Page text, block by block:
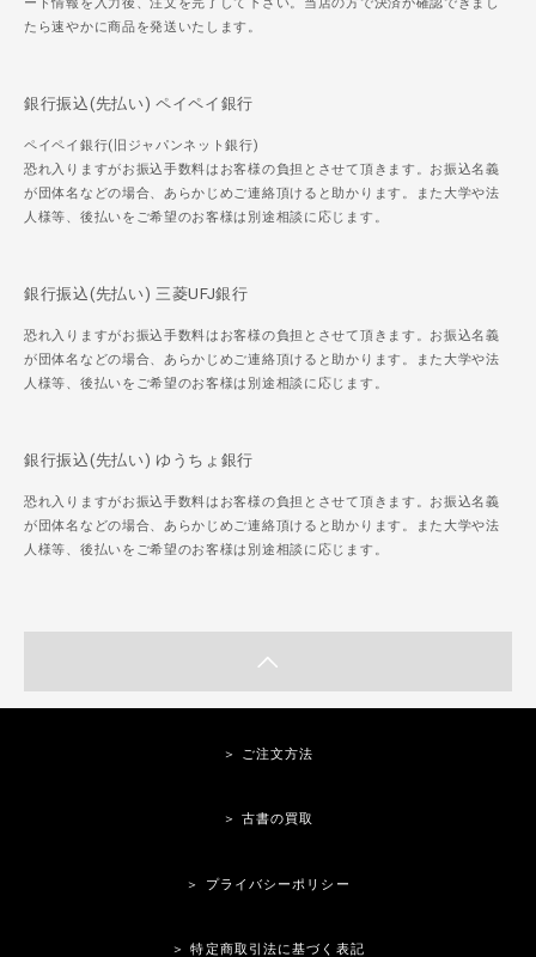
たら速やかに商品を発送いたします。
銀行振込(先払い) ペイペイ銀行
ペイペイ銀行(旧ジャパンネット銀行)
恐れ入りますがお振込手数料はお客様の負担とさせて頂きます。お振込名義
が団体名などの場合、あらかじめご連絡頂けると助かります。また大学や法
人様等、後払いをご希望のお客様は別途相談に応じます。
銀行振込(先払い) 三菱UFJ銀行
恐れ入りますがお振込手数料はお客様の負担とさせて頂きます。お振込名義
が団体名などの場合、あらかじめご連絡頂けると助かります。また大学や法
人様等、後払いをご希望のお客様は別途相談に応じます。
銀行振込(先払い) ゆうちょ銀行
恐れ入りますがお振込手数料はお客様の負担とさせて頂きます。お振込名義
が団体名などの場合、あらかじめご連絡頂けると助かります。また大学や法
人様等、後払いをご希望のお客様は別途相談に応じます。
＞ ご注文方法
＞ 古書の買取
＞ プライバシーポリシー
＞ 特定商取引法に基づく表記